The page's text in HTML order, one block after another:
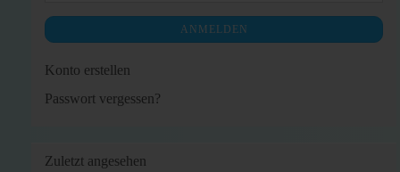
ANMELDEN
Konto erstellen
Passwort vergessen?
Zuletzt angesehen